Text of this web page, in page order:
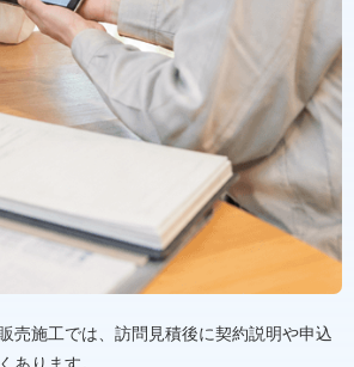
売施工では、訪問見積後に契約説明や申込
あります。